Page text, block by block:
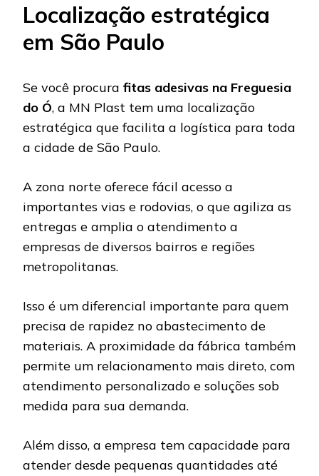
Localização estratégica
em São Paulo
Se você procura fitas adesivas na Freguesia
do Ó, a MN Plast tem uma localização
estratégica que facilita a logística para toda
a cidade de São Paulo.
A zona norte oferece fácil acesso a
importantes vias e rodovias, o que agiliza as
entregas e amplia o atendimento a
empresas de diversos bairros e regiões
metropolitanas.
Isso é um diferencial importante para quem
precisa de rapidez no abastecimento de
materiais. A proximidade da fábrica também
permite um relacionamento mais direto, com
atendimento personalizado e soluções sob
medida para sua demanda.
Além disso, a empresa tem capacidade para
atender desde pequenas quantidades até